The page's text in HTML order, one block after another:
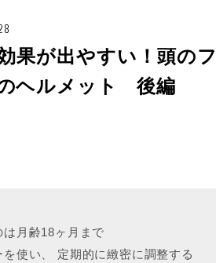
果が出やすい！頭の
ヘルメット 後編
月齢18ヶ月まで
使い、 定期的に緻密に調整する